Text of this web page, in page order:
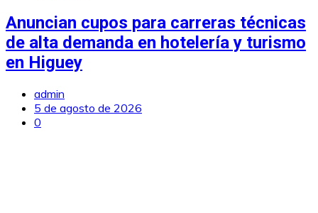
Anuncian cupos para carreras técnicas
de alta demanda en hotelería y turismo
en Higuey
admin
5 de agosto de 2026
0